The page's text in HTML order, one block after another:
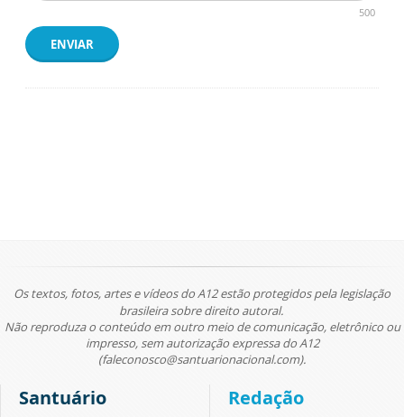
500
ENVIAR
Os textos, fotos, artes e vídeos do A12 estão protegidos pela legislação
brasileira sobre direito autoral.
Não reproduza o conteúdo em outro meio de comunicação, eletrônico ou
impresso, sem autorização expressa do A12
(faleconosco@santuarionacional.com).
Santuário Redação